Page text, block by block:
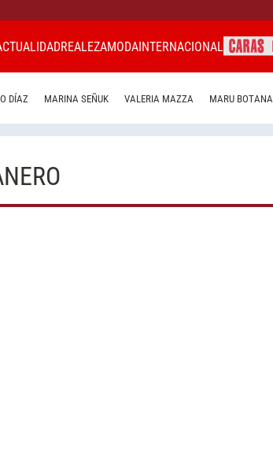
REALEZAMODAINTERNACIONAL
DÍAZ MARINA SEÑUK VALERIA MAZZA MARU BOTANA